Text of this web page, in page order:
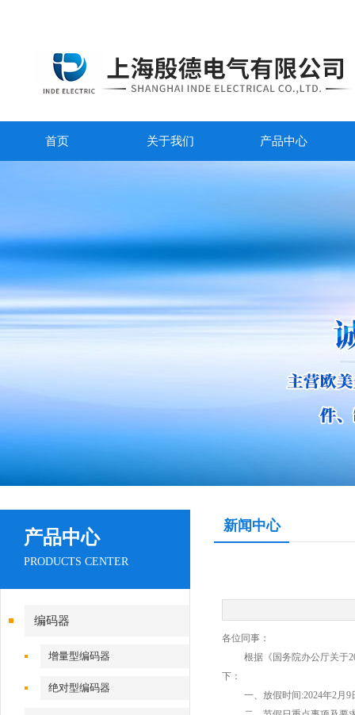
首页 关于我们 产品中心
产品中心
PRODUCTS CENTER
编码器
增量型编码器
绝对型编码器
新闻中心
各位同事：
根据《国务院办公厅关于
下：
一、放假时间 :2024年2月 9